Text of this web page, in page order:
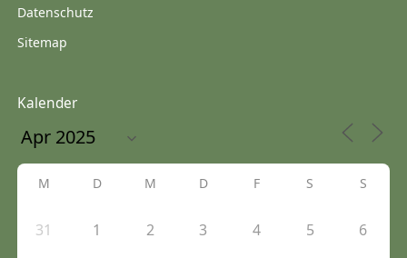
Datenschutz
Sitemap
Kalender
M D M D F S S
31 1 2 3 4 5 6